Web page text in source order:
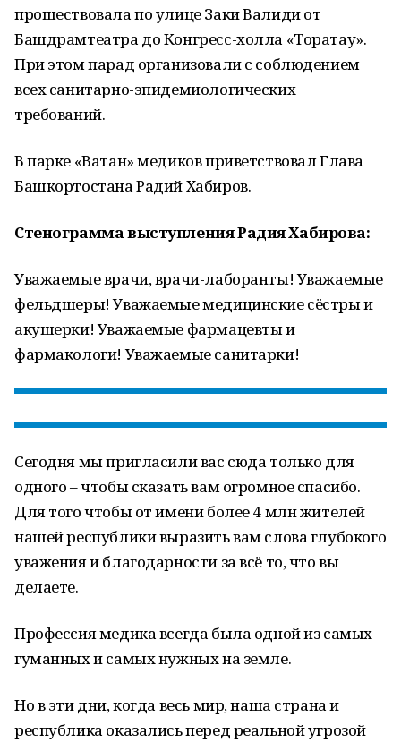
прошествовала по улице Заки Валиди от
Башдрамтеатра до Конгресс-холла «Торатау».
При этом парад организовали с соблюдением
всех санитарно-эпидемиологических
требований.
В парке «Ватан» медиков приветствовал Глава
Башкортостана Радий Хабиров.
Стенограмма выступления Радия Хабирова:
Уважаемые врачи, врачи-лаборанты! Уважаемые
фельдшеры! Уважаемые медицинские сёстры и
акушерки! Уважаемые фармацевты и
фармакологи! Уважаемые санитарки!
Сегодня мы пригласили вас сюда только для
одного – чтобы сказать вам огромное спасибо.
Для того чтобы от имени более 4 млн жителей
нашей республики выразить вам слова глубокого
уважения и благодарности за всё то, что вы
делаете.
Профессия медика всегда была одной из самых
гуманных и самых нужных на земле.
Но в эти дни, когда весь мир, наша страна и
республика оказались перед реальной угрозой